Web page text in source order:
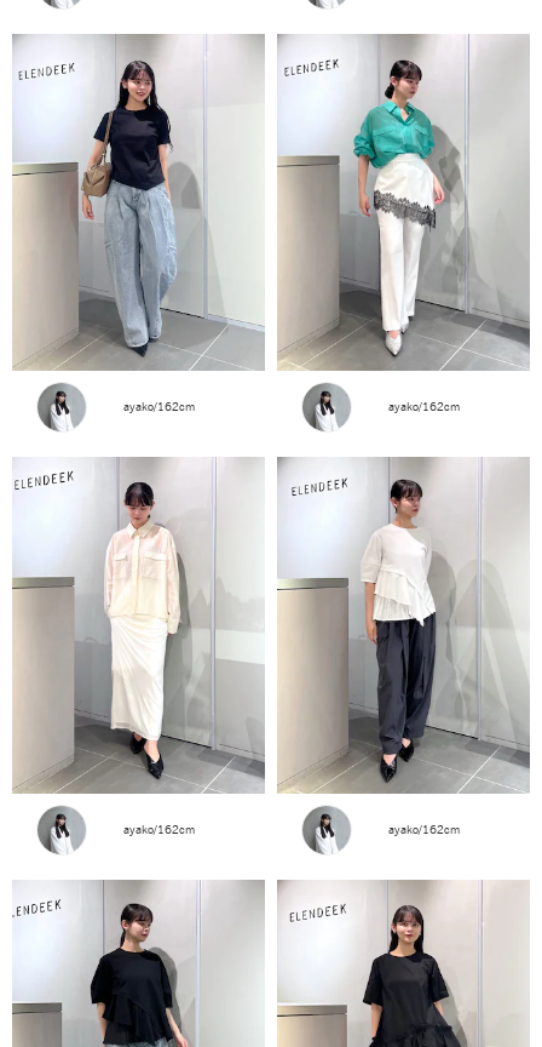
ayako/162cm ayako/162cm
ayako/162cm ayako/162cm